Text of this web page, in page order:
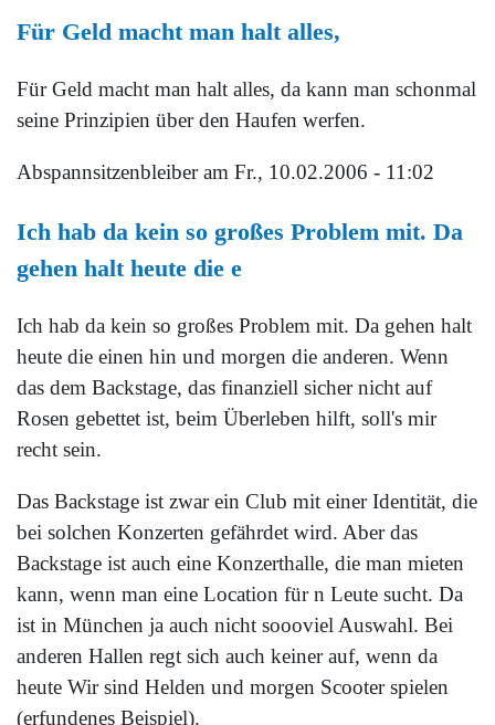
Für Geld macht man halt alles,
Für Geld macht man halt alles, da kann man schonmal
seine Prinzipien über den Haufen werfen.
Abspannsitzenbleiberam Fr., 10.02.2006 - 11:02
Ich hab da kein so großes Problem mit. Da
gehen halt heute die e
Ich hab da kein so großes Problem mit. Da gehen halt
heute die einen hin und morgen die anderen. Wenn
das dem Backstage, das finanziell sicher nicht auf
Rosen gebettet ist, beim Überleben hilft, soll's mir
recht sein.
Das Backstage ist zwar ein Club mit einer Identität, die
bei solchen Konzerten gefährdet wird. Aber das
Backstage ist auch eine Konzerthalle, die man mieten
kann, wenn man eine Location für n Leute sucht. Da
ist in München ja auch nicht soooviel Auswahl. Bei
anderen Hallen regt sich auch keiner auf, wenn da
heute Wir sind Helden und morgen Scooter spielen
(erfundenes Beispiel).